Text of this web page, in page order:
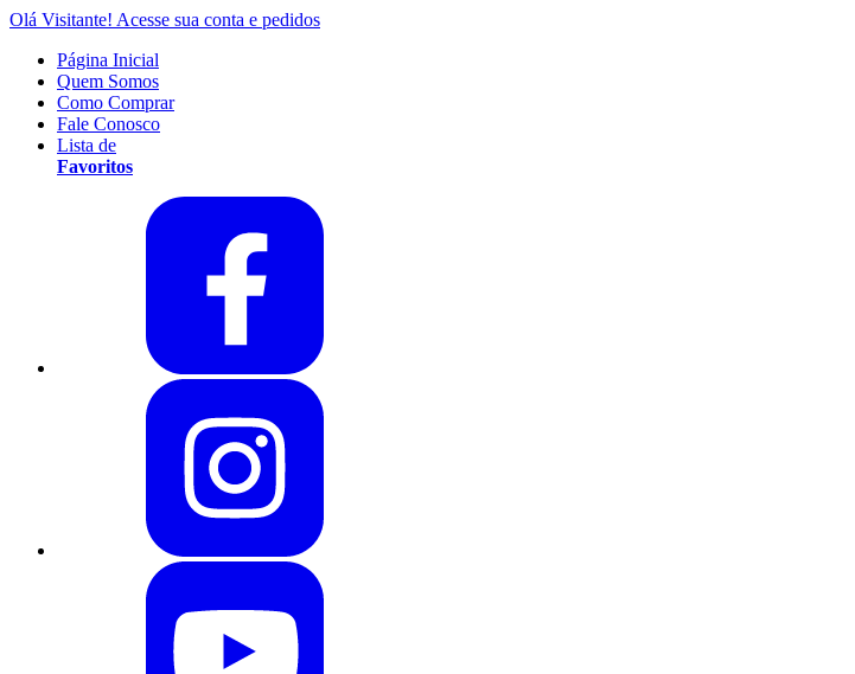
Olá Visitante! Acesse sua conta e pedidos
Página Inicial
Quem Somos
Como Comprar
Fale Conosco
Lista de
Favoritos